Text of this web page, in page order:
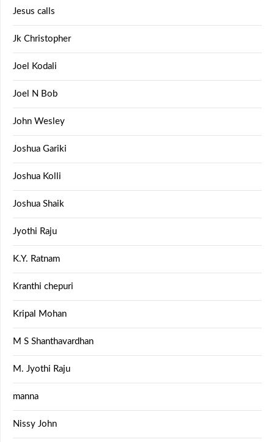
Jesus calls
Jk Christopher
Joel Kodali
Joel N Bob
John Wesley
Joshua Gariki
Joshua Kolli
Joshua Shaik
Jyothi Raju
K.Y. Ratnam
Kranthi chepuri
Kripal Mohan
M S Shanthavardhan
M. Jyothi Raju
manna
Nissy John